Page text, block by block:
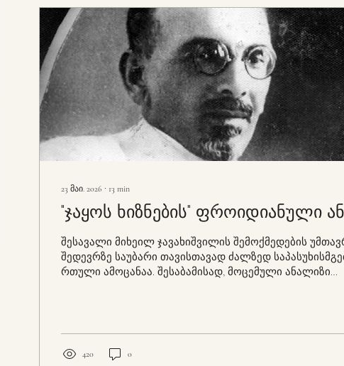
23 მაი. 2026 ∙ 13 min
"ჯაყოს ხიზნების" ფროიდიანული
შესავალი მიხეილ ჯავახიშვილის შემოქმედების უმთავრეს
შედევრზე საუბარი თავისთავად ძალზედ საპასუხისმგებლო და
რთული ამოცანაა. შესაბამისად, მოცემული ანალიზი
უსაზღვრო არჩევანს გვიტოვებს, თუმცა
გამომდინარე ჩვენი ძირითადი ყურადღება უშუალოდ
გმირის -თეიმურაზის პერსონაჟზე შეჩერდება. უფრო
420 0